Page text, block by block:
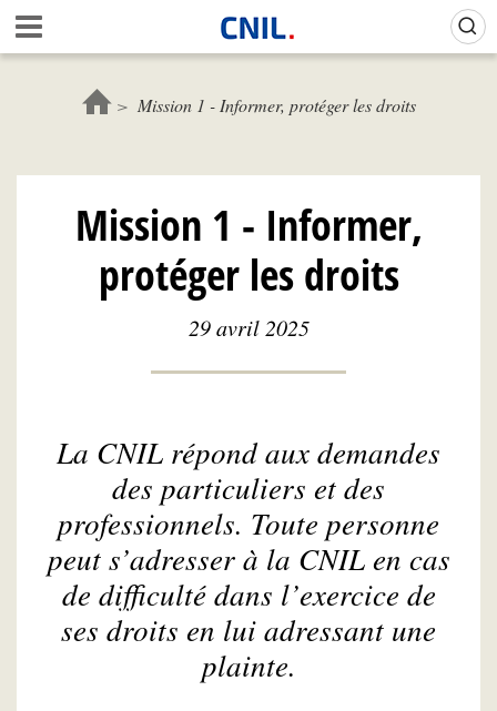
Aller
au
contenu
c
e
l
C
N
I
L
Mission 1 - Informer, protéger les droits
Mission 1 - Informer,
protéger les droits
29 avril 2025
La CNIL répond aux demandes
des particuliers et des
professionnels. Toute personne
peut s’adresser à la CNIL en cas
de difficulté dans l’exercice de
ses droits en lui adressant une
plainte.
Gestion de vos préférences sur les cookies (témoins de connexion)